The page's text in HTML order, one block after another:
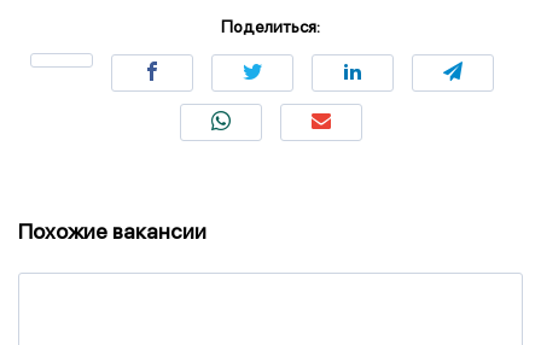
Поделиться:
Похожие вакансии